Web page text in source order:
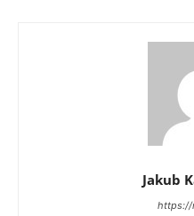
Jakub
https://